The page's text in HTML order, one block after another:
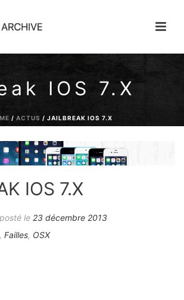
IOS 7.x
/ ACTUS / JAILBREAK IOS 7.X
IOS 7.X
posté le 23 décembre 2013
, Failles, OSX